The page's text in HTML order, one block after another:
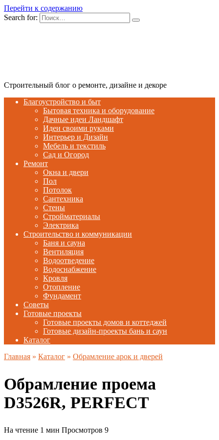
Перейти к содержанию
Search for:
Строительный блог о ремонте, дизайне и декоре
Благоустройство и быт
Бытовая техника и оборудование
Дачные идеи Ландшафт
Идеи своими руками
Интерьер и Дизайн
Мебель и текстиль
Сад и Огород
Ремонт
Окна и двери
Пол
Потолок
Сантехника
Стены
Стройматериалы
Электрика
Строительство и коммуникации
Баня и сауна
Вентиляция
Водоотведение
Водоснабжение
Кровля
Отопление
Фундамент
Советы
Готовые проекты
Готовые проекты домов и коттеджей
Готовые дизайн-проекты бань и саун
Каталог
Главная » Каталог » Обрамление арок и дверей
Обрамление проема
D3526R, PERFECT
На чтение 1 мин Просмотров 9